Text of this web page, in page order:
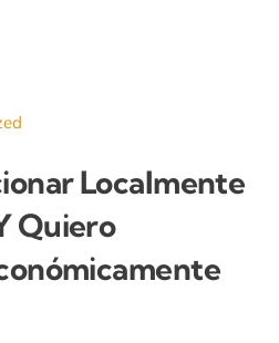
Localmente
Quiero